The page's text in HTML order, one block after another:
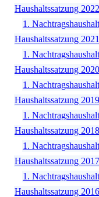
Haushaltssatzung 2022
1.
Haushaltssatzung 2021
1.
Haushaltssatzung 2020
1.
Haushaltssatzung 2019
1.
Haushaltssatzung 2018
1.
Haushaltssatzung 2017
1.
Haushaltssatzung 2016